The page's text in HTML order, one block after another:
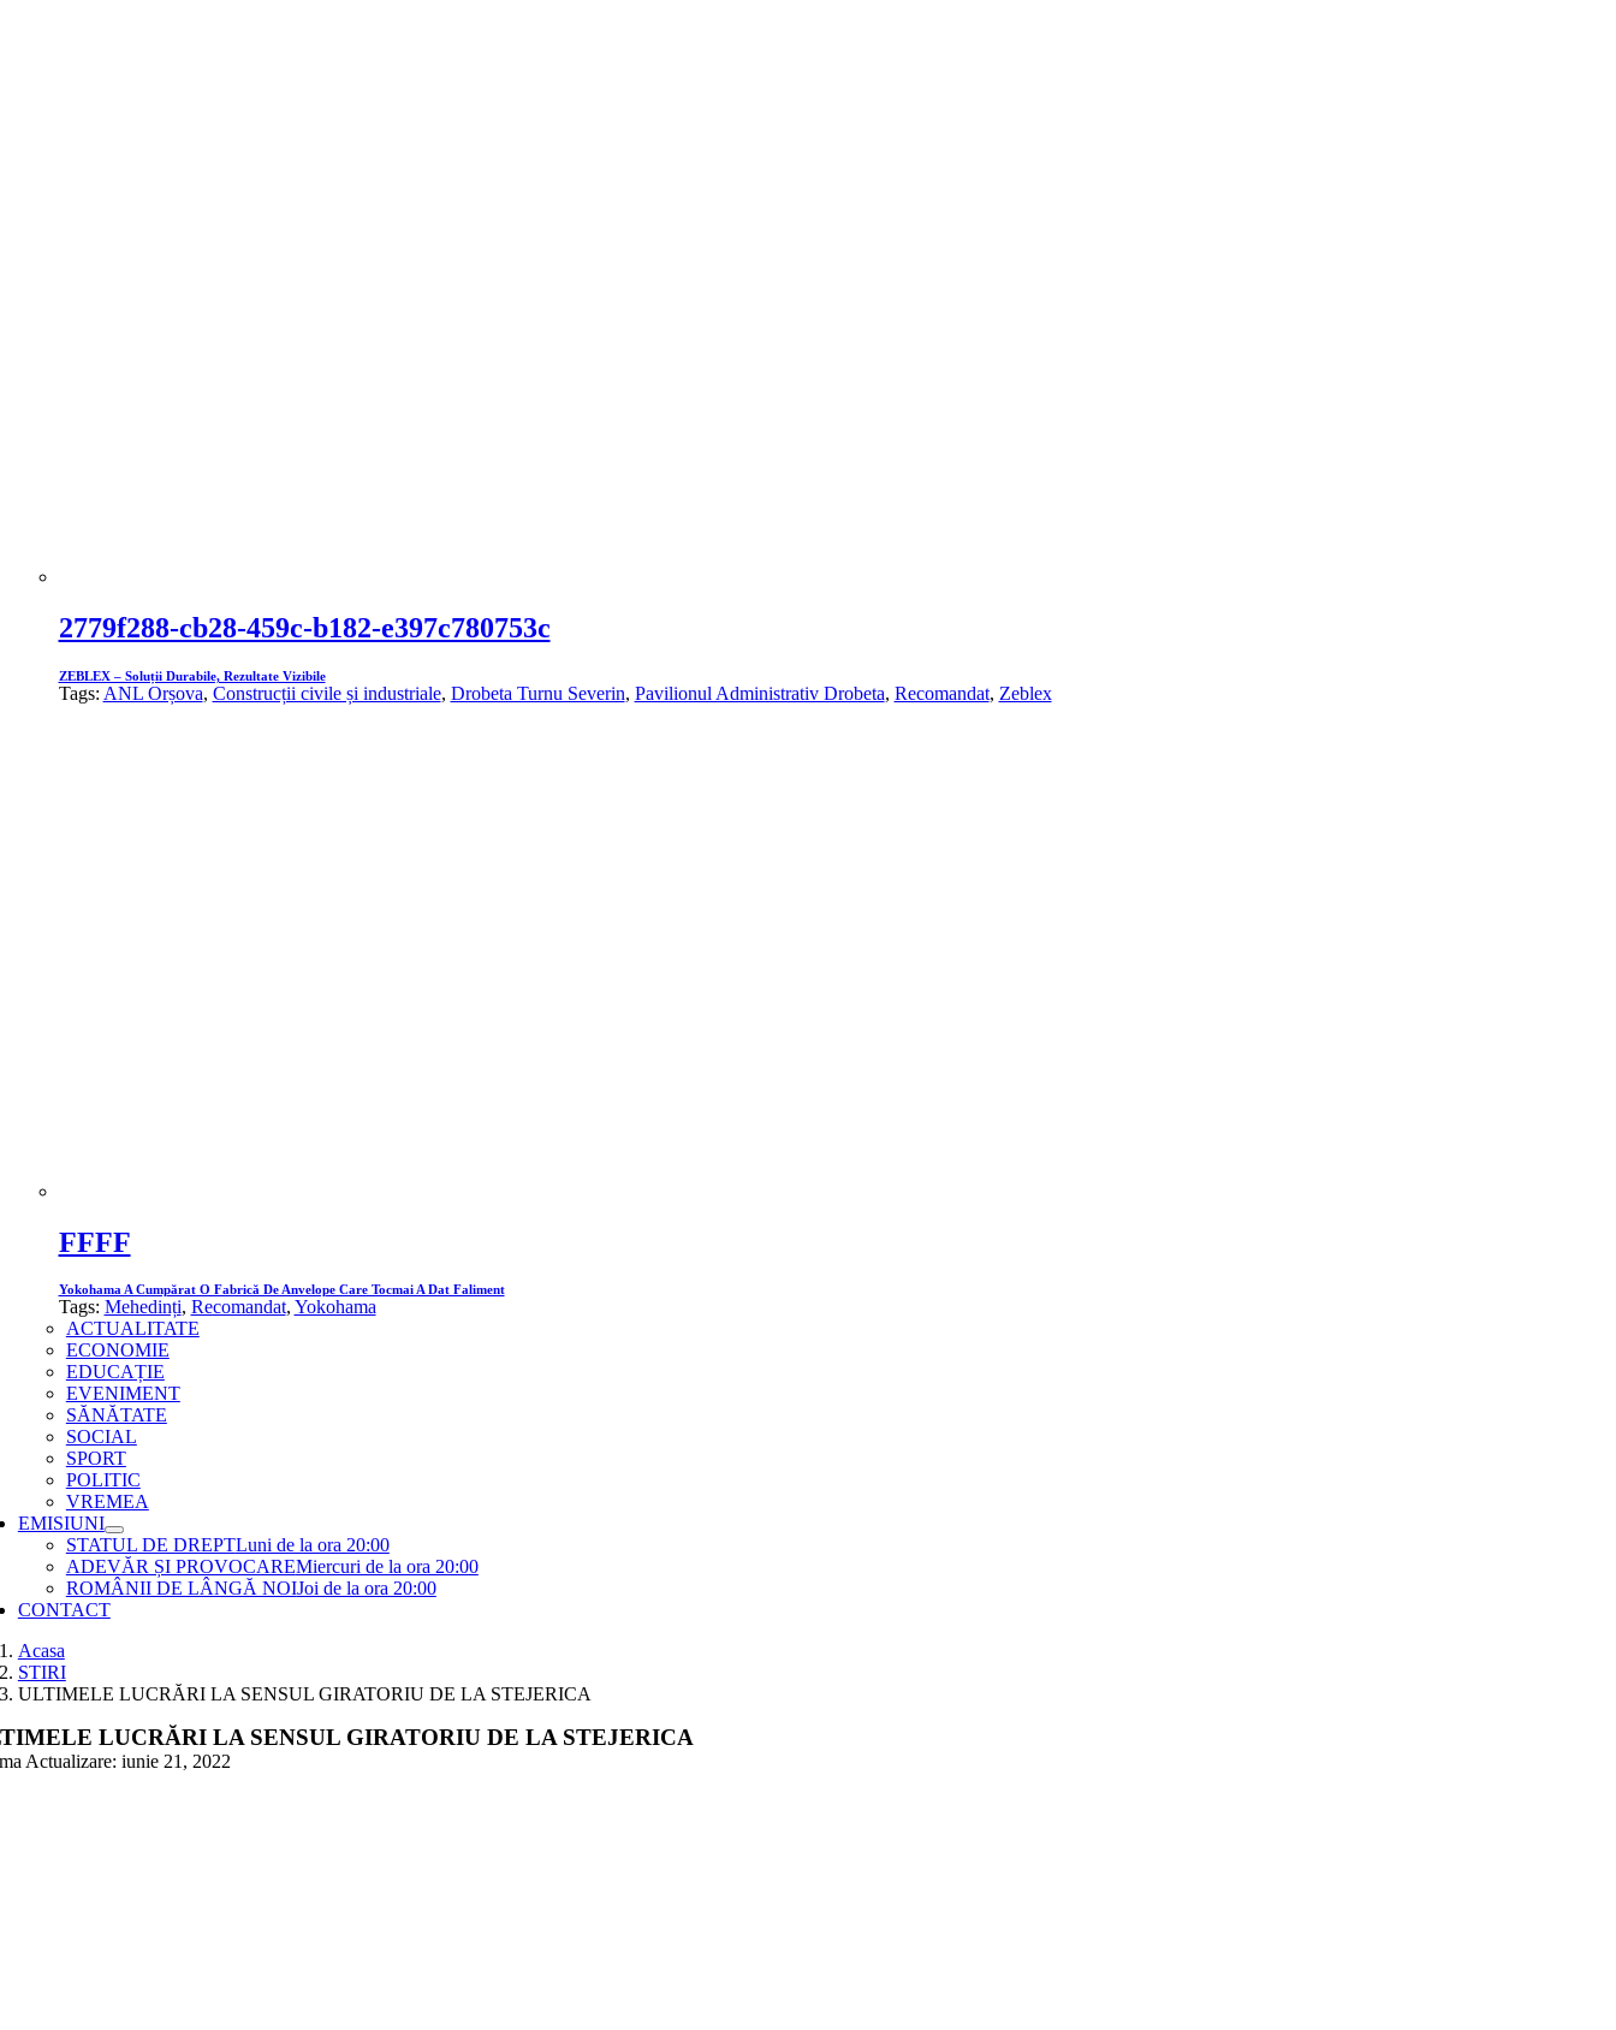
2779f288-cb28-459c-b182-e397c780753c
ZEBLEX – Soluții Durabile, Rezultate Vizibile
Tags: ANL Orșova, Construcții civile și industriale, Drobeta Turnu Severin, Pavilionul Administrativ Drobeta, Recomandat, Zeblex
FFFF
Yokohama A Cumpărat O Fabrică De Anvelope Care Tocmai A Dat Faliment
Tags: Mehedinți, Recomandat, Yokohama
ACTUALITATE
ECONOMIE
EDUCAȚIE
EVENIMENT
SĂNĂTATE
SOCIAL
SPORT
POLITIC
VREMEA
EMISIUNI
STATUL DE DREPTLuni de la ora 20:00
ADEVĂR ȘI PROVOCAREMiercuri de la ora 20:00
ROMÂNII DE LÂNGĂ NOIJoi de la ora 20:00
CONTACT
Acasa
STIRI
ULTIMELE LUCRĂRI LA SENSUL GIRATORIU DE LA STEJERICA
LUCRĂRI LA SENSUL GIRATORIU DE LA STEJERICA
Actualizare: iunie 21, 2022